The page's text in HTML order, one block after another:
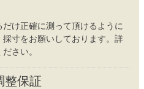
け正確に測って頂けるように
寸をお願いしております。詳
さい。
保証